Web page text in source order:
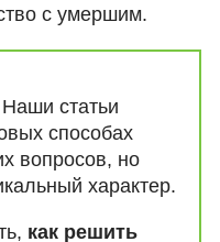
с умершим.
статьи
способах
вопросов, но
характер.
как решить